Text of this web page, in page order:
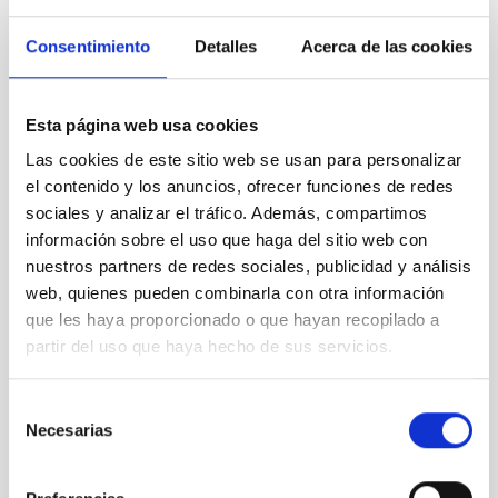
Consentimiento Detalles Acerca de las cookies
Esta página web usa cookies
Las cookies de este sitio web se usan para personalizar
el contenido y los anuncios, ofrecer funciones de redes
sociales y analizar el tráfico. Además, compartimos
información sobre el uso que haga del sitio web con
nuestros partners de redes sociales, publicidad y análisis
web, quienes pueden combinarla con otra información
que les haya proporcionado o que hayan recopilado a
partir del uso que haya hecho de sus servicios.
Necesarias
VER GALERÍA